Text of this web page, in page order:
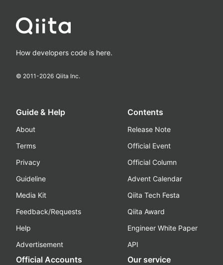
How developers code is here.
© 2011-2026 Qiita Inc.
Guide & Help
About
Terms
Privacy
Guideline
Media Kit
Feedback/Requests
Help
Advertisement
Contents
Release Note
Official Event
Official Column
Advent Calendar
Qiita Tech Festa
Qiita Award
Engineer White Paper
API
Official Accounts Our service